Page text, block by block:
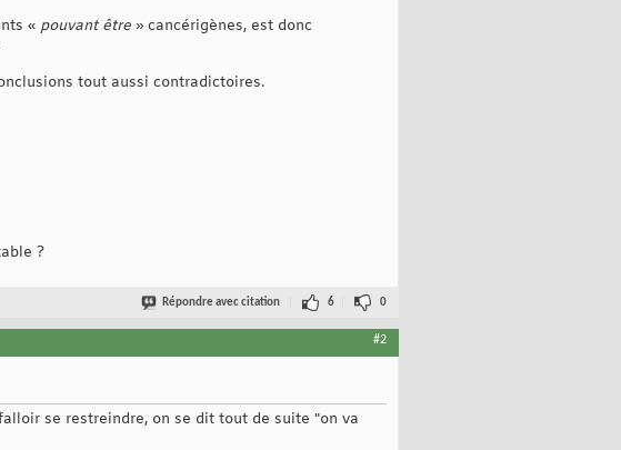
« pouvant être » cancérigènes, est donc
tout aussi contradictoires.
?
Répondre avec citation 6 0
#2
se restreindre, on se dit tout de suite "on va